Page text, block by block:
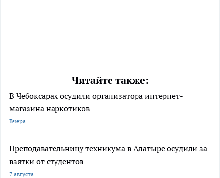
Читайте также:
В Чебоксарах осудили организатора интернет-
магазина наркотиков
Вчера
Преподавательницу техникума в Алатыре осудили за
взятки от студентов
7 августа